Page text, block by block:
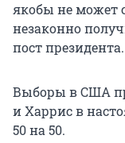
якобы не может
незаконно
пост президента.
Выборы в США
и Харрис в
50 на 50.